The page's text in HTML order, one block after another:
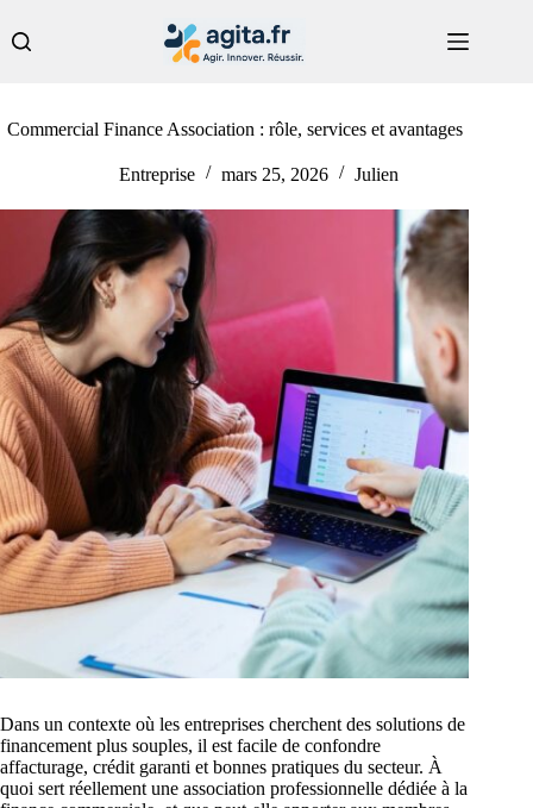
au
contenu
Commercial Finance Association : rôle, services et avantages
Entreprise mars 25, 2026 Julien
Dans un contexte où les entreprises cherchent des solutions de
financement plus souples, il est facile de confondre
affacturage, crédit garanti et bonnes pratiques du secteur. À
quoi sert réellement une association professionnelle dédiée à la